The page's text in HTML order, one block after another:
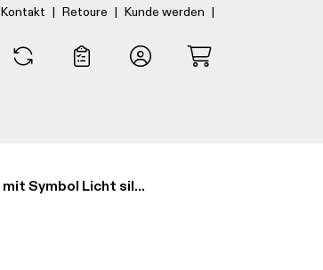
Kontakt | Retoure | Kunde werden |
EGB Karre Wippe mit Symbol Licht silber 92205003 / 92510003